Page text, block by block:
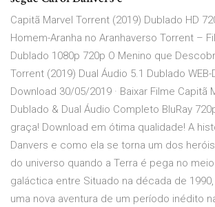
Capitã Marvel Torrent (2019) Dublado HD
Homem-Aranha no Aranhaverso Torrent –
Dublado 1080p 720p O Menino que
Torrent (2019) Dual Áudio 5.1 Dublado WEB-
Download 30/05/2019 · Baixar Filme Capitã
Dublado & Dual Áudio Completo BluRay
graça! Download em ótima qualidade! A
Danvers e como ela se torna um dos
do universo quando a Terra é pega no
galáctica entre Situado na década de
uma nova aventura de um período inédito